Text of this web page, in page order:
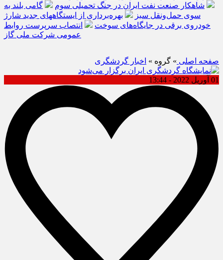
شاهکار صنعت نفت ایران در جنگ تحمیلی سوم
گامی بلند به
سوی حمل‌ونقل سبز
بهره‌برداری از ایستگاههای جدید شارژ
خودروی برقی در جایگاه‌های سوخت
انتصاب سرپرست روابط
عمومی شرکت ملی گاز
صفحه اصلی » گروه » اخبار گردشگری
01 آوریل 2022 - 13:44